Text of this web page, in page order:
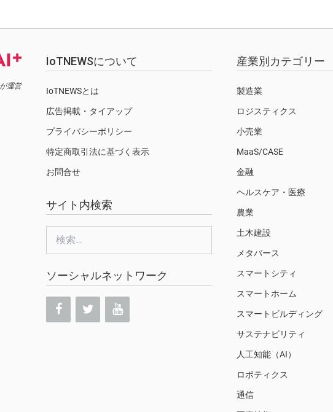
が運営
IoTNEWSについて
IoTNEWSとは
広告掲載・タイアップ
プライバシーポリシー
特定商取引法に基づく表示
お問合せ
サイト内検索
索:
ソーシャルネットワーク
産業別カテゴリー
製造業
ロジスティクス
小売業
MaaS/CASE
金融
ヘルスケア・医療
農業
土木建設
メタバース
スマートシティ
スマートホーム
スマートビルディング
サステナビリティ
人工知能（AI）
ロボティクス
通信